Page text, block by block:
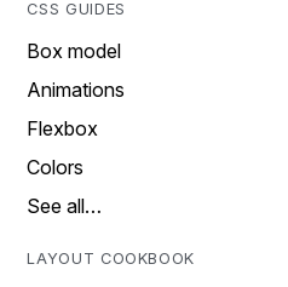
CSS GUIDES
Box model
Animations
Flexbox
Colors
See all…
LAYOUT COOKBOOK